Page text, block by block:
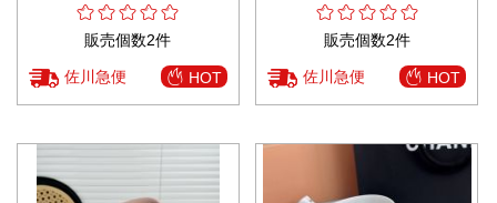
販売個数2件
佐川急便 HOT
販売個数2件
佐川急便 HOT